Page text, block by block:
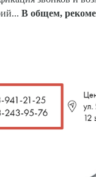
В общем,